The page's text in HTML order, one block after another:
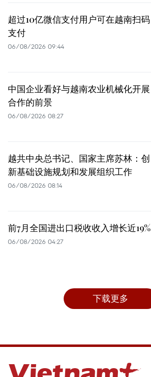
超过10亿微信支付用户可在越南扫码
支付
06/08/2026 09:44
中国企业看好与越南农业机械化开展
合作的前景
06/08/2026 08:27
越共中央总书记、国家主席苏林：创
新基础设施规划和发展组织工作
06/08/2026 08:14
前7月全国进出口税收收入增长近19%
06/08/2026 04:27
下载更多